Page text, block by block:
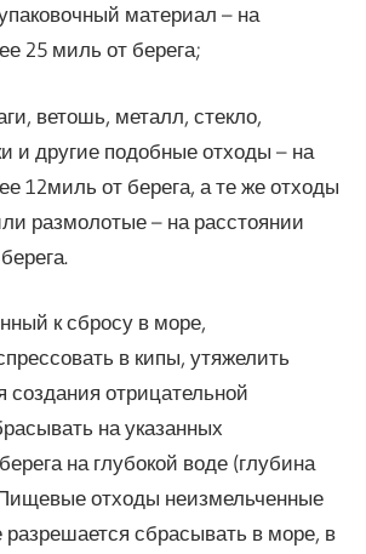
материал – на
25 миль от берега;
ветошь, металл, стекло,
и другие подобные отходы – на
12миль от берега, а те же отходы
размолотые – на расстоянии
к сбросу в море,
в кипы, утяжелить
создания отрицательной
на указанных
на глубокой воде (глубина
отходы неизмельченные
сбрасывать в море, в